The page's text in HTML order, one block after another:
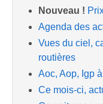
Nouveau !
Agenda des
Vues du ciel,
routières
Aoc, Aop, Igp
Ce mois-ci,